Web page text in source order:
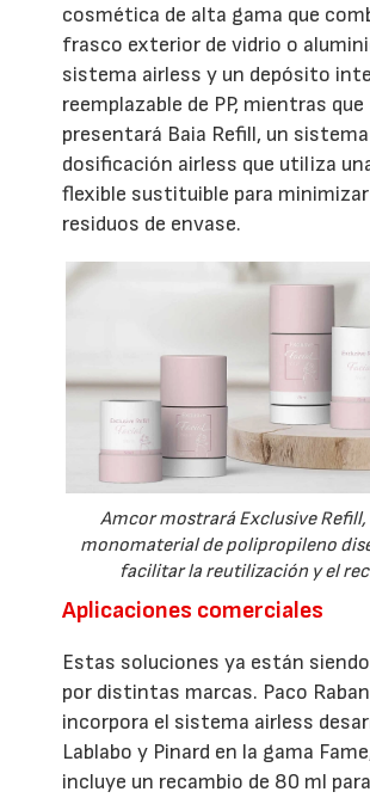
cosmética de alta gama que
frasco exterior de vidrio o
sistema airless y un depósito
reemplazable de PP, mientras que
presentará Baia Refill, un
dosificación airless que utiliza
flexible sustituible para
residuos de envase.
Amcor mostrará Exclusive
monomaterial de polipropileno
facilitar la reutilización y el
Aplicaciones comerciales
Estas soluciones ya están
por distintas marcas. Paco
incorpora el sistema airless
Lablabo y Pinard en la gama
incluye un recambio de 80 ml